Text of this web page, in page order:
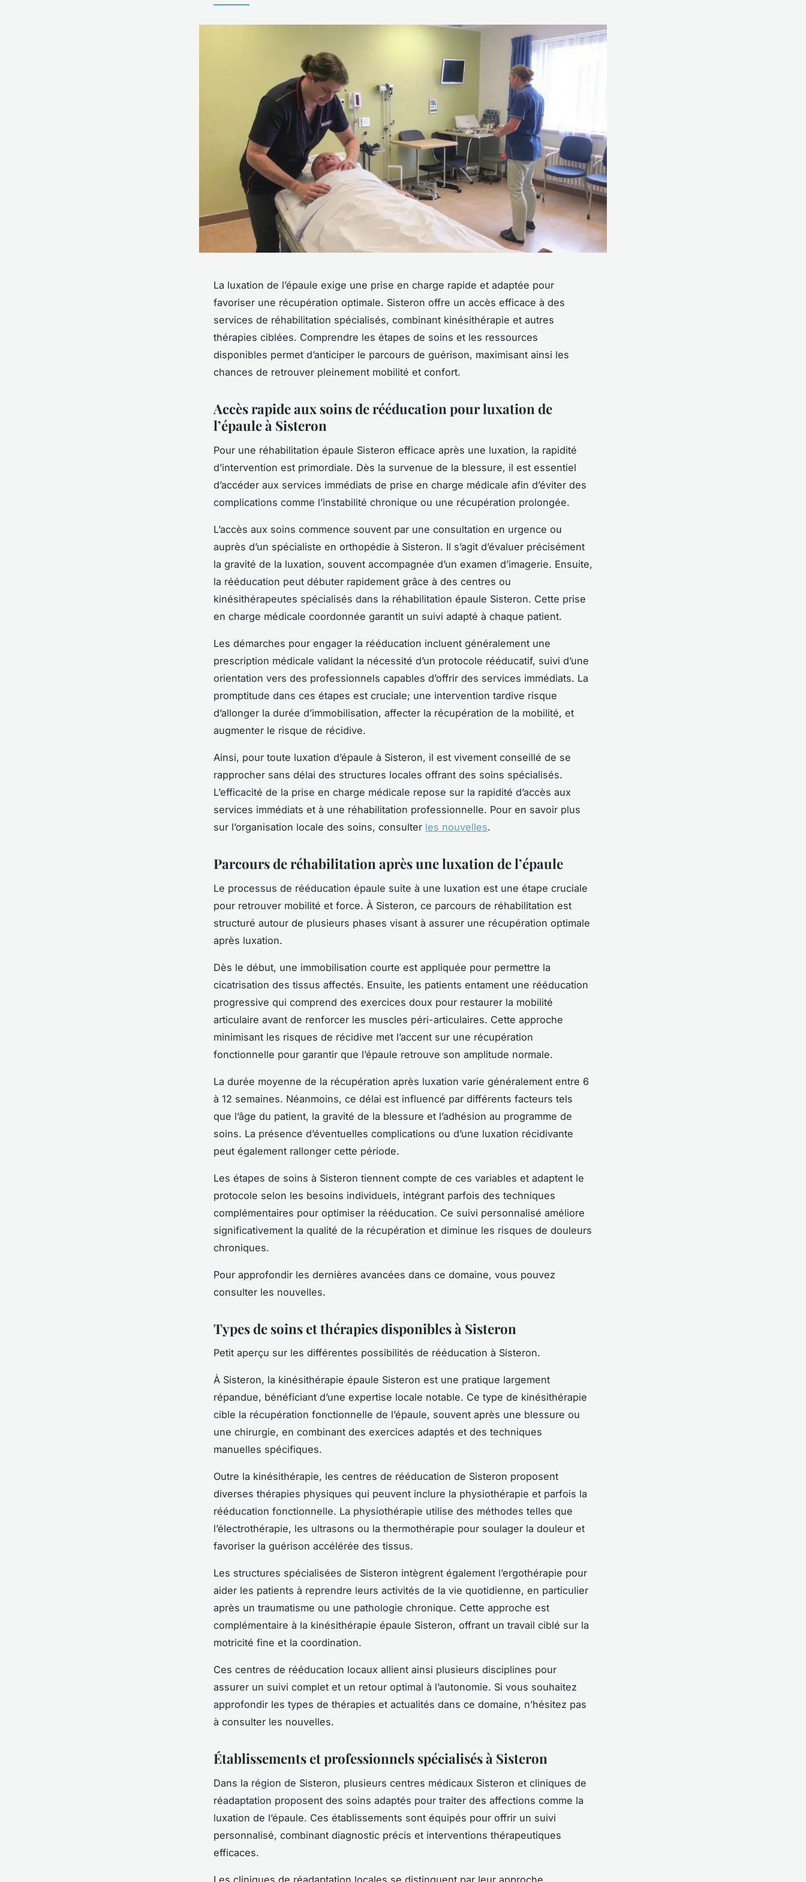
La luxation de l’épaule exige une prise en charge rapide et adaptée pour
favoriser une récupération optimale. Sisteron offre un accès efficace à des
services de réhabilitation spécialisés, combinant kinésithérapie et autres
thérapies ciblées. Comprendre les étapes de soins et les ressources
disponibles permet d’anticiper le parcours de guérison, maximisant ainsi les
chances de retrouver pleinement mobilité et confort.
Accès rapide aux soins de rééducation pour luxation de
l’épaule à Sisteron
Pour une réhabilitation épaule Sisteron efficace après une luxation, la rapidité
d’intervention est primordiale. Dès la survenue de la blessure, il est essentiel
d’accéder aux services immédiats de prise en charge médicale afin d’éviter des
complications comme l’instabilité chronique ou une récupération prolongée.
L’accès aux soins commence souvent par une consultation en urgence ou
auprès d’un spécialiste en orthopédie à Sisteron. Il s’agit d’évaluer précisément
la gravité de la luxation, souvent accompagnée d’un examen d’imagerie. Ensuite,
la rééducation peut débuter rapidement grâce à des centres ou
kinésithérapeutes spécialisés dans la réhabilitation épaule Sisteron. Cette prise
en charge médicale coordonnée garantit un suivi adapté à chaque patient.
Les démarches pour engager la rééducation incluent généralement une
prescription médicale validant la nécessité d’un protocole rééducatif, suivi d’une
orientation vers des professionnels capables d’offrir des services immédiats. La
promptitude dans ces étapes est cruciale; une intervention tardive risque
d’allonger la durée d’immobilisation, affecter la récupération de la mobilité, et
augmenter le risque de récidive.
Ainsi, pour toute luxation d’épaule à Sisteron, il est vivement conseillé de se
rapprocher sans délai des structures locales offrant des soins spécialisés.
L’efficacité de la prise en charge médicale repose sur la rapidité d’accès aux
services immédiats et à une réhabilitation professionnelle. Pour en savoir plus
sur l’organisation locale des soins, consulter les nouvelles.
Parcours de réhabilitation après une luxation de l’épaule
Le processus de rééducation épaule suite à une luxation est une étape cruciale
pour retrouver mobilité et force. À Sisteron, ce parcours de réhabilitation est
structuré autour de plusieurs phases visant à assurer une récupération optimale
après luxation.
Dès le début, une immobilisation courte est appliquée pour permettre la
cicatrisation des tissus affectés. Ensuite, les patients entament une rééducation
progressive qui comprend des exercices doux pour restaurer la mobilité
articulaire avant de renforcer les muscles péri-articulaires. Cette approche
minimisant les risques de récidive met l’accent sur une récupération
fonctionnelle pour garantir que l’épaule retrouve son amplitude normale.
La durée moyenne de la récupération après luxation varie généralement entre 6
à 12 semaines. Néanmoins, ce délai est influencé par différents facteurs tels
que l’âge du patient, la gravité de la blessure et l’adhésion au programme de
soins. La présence d’éventuelles complications ou d’une luxation récidivante
peut également rallonger cette période.
Les étapes de soins à Sisteron tiennent compte de ces variables et adaptent le
protocole selon les besoins individuels, intégrant parfois des techniques
complémentaires pour optimiser la rééducation. Ce suivi personnalisé améliore
significativement la qualité de la récupération et diminue les risques de douleurs
chroniques.
Pour approfondir les dernières avancées dans ce domaine, vous pouvez
consulter les nouvelles.
Types de soins et thérapies disponibles à Sisteron
Petit aperçu sur les différentes possibilités de rééducation à Sisteron.
À Sisteron, la kinésithérapie épaule Sisteron est une pratique largement
répandue, bénéficiant d’une expertise locale notable. Ce type de kinésithérapie
cible la récupération fonctionnelle de l’épaule, souvent après une blessure ou
une chirurgie, en combinant des exercices adaptés et des techniques
manuelles spécifiques.
Outre la kinésithérapie, les centres de rééducation de Sisteron proposent
diverses thérapies physiques qui peuvent inclure la physiothérapie et parfois la
rééducation fonctionnelle. La physiothérapie utilise des méthodes telles que
l’électrothérapie, les ultrasons ou la thermothérapie pour soulager la douleur et
favoriser la guérison accélérée des tissus.
Les structures spécialisées de Sisteron intègrent également l’ergothérapie pour
aider les patients à reprendre leurs activités de la vie quotidienne, en particulier
après un traumatisme ou une pathologie chronique. Cette approche est
complémentaire à la kinésithérapie épaule Sisteron, offrant un travail ciblé sur la
motricité fine et la coordination.
Ces centres de rééducation locaux allient ainsi plusieurs disciplines pour
assurer un suivi complet et un retour optimal à l’autonomie. Si vous souhaitez
approfondir les types de thérapies et actualités dans ce domaine, n’hésitez pas
à consulter les nouvelles.
Établissements et professionnels spécialisés à Sisteron
Dans la région de Sisteron, plusieurs centres médicaux Sisteron et cliniques de
réadaptation proposent des soins adaptés pour traiter des affections comme la
luxation de l’épaule. Ces établissements sont équipés pour offrir un suivi
personnalisé, combinant diagnostic précis et interventions thérapeutiques
efficaces.